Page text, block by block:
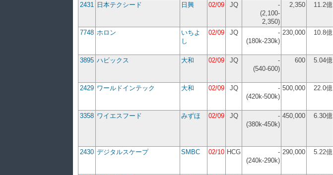
2431
日本テクシード 日興 02/09 JQ
-
(2,100-
2,350)
2,350 11.2億
7748 ホロン
いちよ
し
02/09 JQ
-
(180k-230k)
230,000 10.8億
3895 ハビックス 大和 02/09 JQ
-
(540-600)
600 5.04億
2429 ワールドインテック 大和 02/09 JQ
-
(420k-500k)
500,000 22.0億
3358 ワイエスフード みずほ 02/09 JQ
-
(380k-450k)
450,000 6.30億
2430 デジタルスケープ SMBC 02/10 HCG
-
(240k-290k)
290,000 5.22億